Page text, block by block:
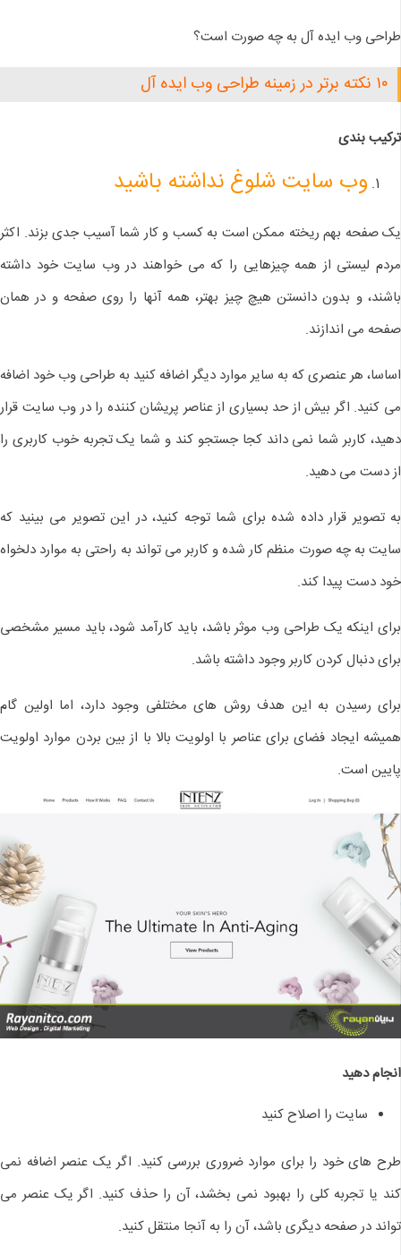
طراحی وب ایده آل به چه صورت است؟
۱۰ نکته برتر در زمینه طراحی وب ایده آل
ترکیب بندی
وب سایت شلوغ نداشته باشید
یک صفحه بهم ریخته ممکن است به کسب و کار شما آسیب جدی بزند. اکثر
مردم لیستی از همه چیزهایی را که می خواهند در وب سایت خود داشته
باشند، و بدون دانستن هیچ چیز بهتر، همه آنها را روی صفحه و در همان
صفحه می اندازند.
اساسا، هر عنصری که به سایر موارد دیگر اضافه کنید به طراحی وب خود اضافه
می کنید. اگر بیش از حد بسیاری از عناصر پریشان کننده را در وب سایت قرار
دهید، کاربر شما نمی داند کجا جستجو کند و شما یک تجربه خوب کاربری را
از دست می دهید.
به تصویر قرار داده شده برای شما توجه کنید، در این تصویر می بینید که
سایت به چه صورت منظم کار شده و کاربر می تواند به راحتی به موارد دلخواه
خود دست پیدا کند.
برای اینکه یک طراحی وب موثر باشد، باید کارآمد شود، باید مسیر مشخصی
برای دنبال کردن کاربر وجود داشته باشد.
برای رسیدن به این هدف روش های مختلفی وجود دارد، اما اولین گام
همیشه ایجاد فضای برای عناصر با اولویت بالا با از بین بردن موارد اولویت
پایین است.
انجام دهید
سایت را اصلاح کنید
طرح های خود را برای موارد ضروری بررسی کنید. اگر یک عنصر اضافه نمی
کند یا تجربه کلی را بهبود نمی بخشد، آن را حذف کنید. اگر یک عنصر می
تواند در صفحه دیگری باشد، آن را به آنجا منتقل کنید.